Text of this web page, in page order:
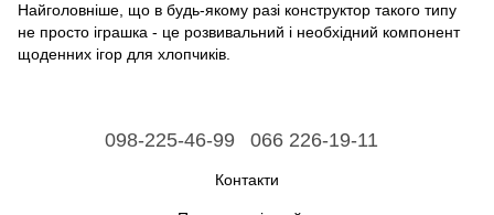
Найголовніше, що в будь-якому разі конструктор такого типу
не просто іграшка - це розвивальний і необхідний компонент
щоденних ігор для хлопчиків.
098-225-46-99 066 226-19-11
Контакти